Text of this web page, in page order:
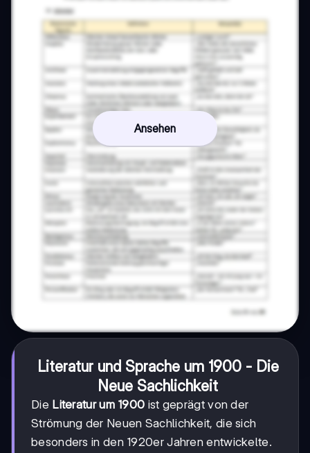
Ansehen
Literatur und Sprache um 1900- Die
Neue Sachlichkeit
Die Literatur um 1900 ist geprägt von der
Strömung der Neuen Sachlichkeit, die sich
besonders in den 1920er Jahren entwickelte.